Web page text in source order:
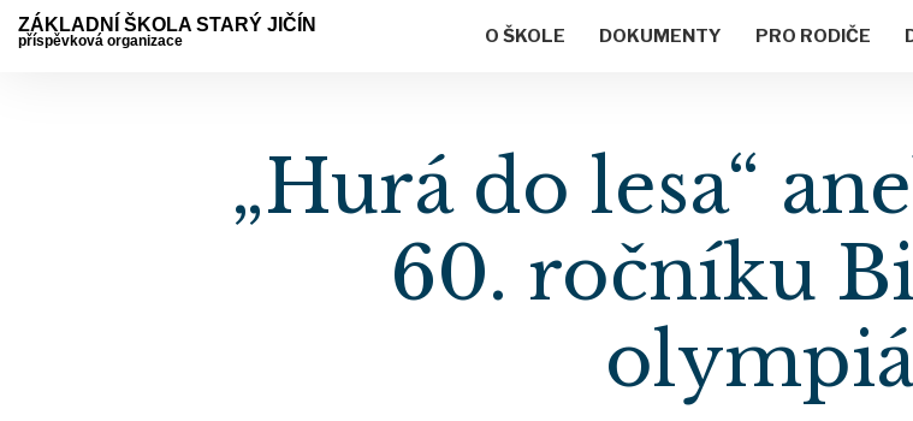
ZÁKLADNÍ ŠKOLA STARÝ JIČÍN
příspěvková organizace O ŠKOLE DOKUMENTY PRO RODIČE
„Hurá do lesa“
60. ročníku